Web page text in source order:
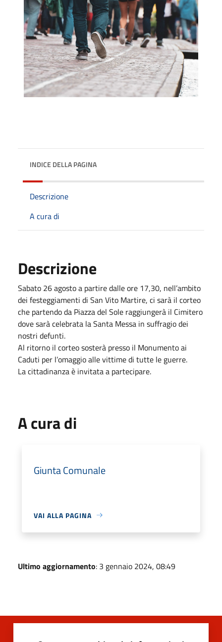
INDICE DELLA PAGINA
Descrizione
A cura di
Descrizione
Sabato 26 agosto a partire dalle ore 17,30, nell’ambito
dei festeggiamenti di San Vito Martire, ci sarà il corteo
che partendo da Piazza del Sole raggiungerà il Cimitero
dove sarà celebrata la Santa Messa in suffragio dei
nostri defunti.
Al ritorno il corteo sosterà presso il Monumento ai
Caduti per l’omaggio alle vittime di tutte le guerre.
La cittadinanza è invitata a partecipare.
A cura di
Giunta Comunale
VAI ALLA PAGINA
Ultimo aggiornamento: 3 gennaio 2024, 08:49